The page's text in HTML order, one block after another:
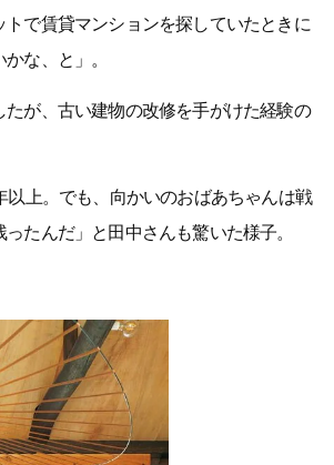
で賃貸マンションを探していたときに
な、と」。
が、古い建物の改修を手がけた経験の
以上。でも、向かいのおばあちゃんは戦
たんだ」と田中さんも驚いた様子。